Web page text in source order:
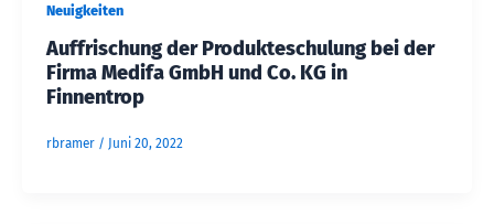
Neuigkeiten
Auffrischung der Produkteschulung bei der
Firma Medifa GmbH und Co. KG in
Finnentrop
rbramer / Juni 20, 2022